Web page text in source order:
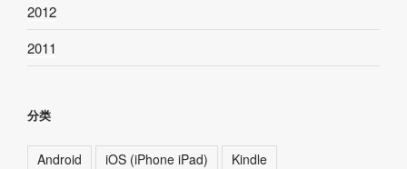
2012
2011
分类
Android iOS (iPhone iPad)
Kindle